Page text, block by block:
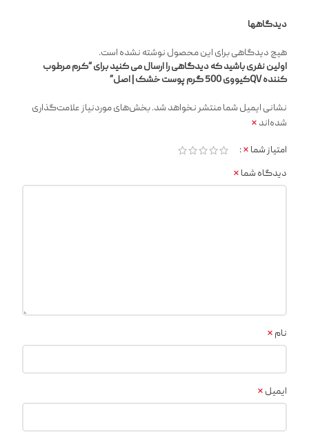
دیدگاهها
هیچ دیدگاهی برای این محصول نوشته نشده است.
اولین نفری باشید که دیدگاهی را ارسال می کنید برای “کرم مرطوب
کننده QVکیووی 500 گرم پوست خشک | اصل”
نشانی ایمیل شما منتشر نخواهد شد.بخش‌های موردنیاز علامت‌گذاری
شده‌اند *
امتیاز شما *
دیدگاه شما *
نام *
ایمیل *